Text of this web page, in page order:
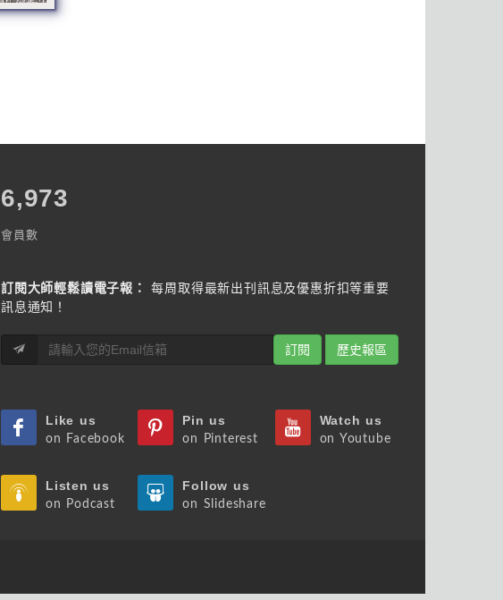
7,787
會員數
訂閱大師輕鬆讀電子報：
每周取得最新出刊訊息及優惠折扣等重要
訊息通知！
訂閱 歷史報區
Like us
on Facebook
Pin us
on Pinterest
Watch us
on Youtube
Listen us
on Podcast
Follow us
on Slideshare